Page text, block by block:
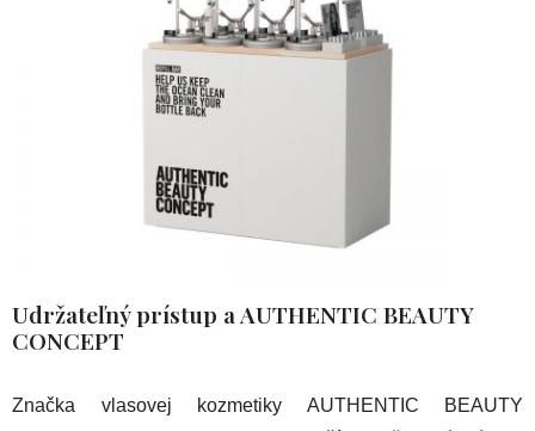
Udržateľný prístup a AUTHENTIC BEAUTY
CONCEPT
Značka vlasovej kozmetiky AUTHENTIC BEAUTY